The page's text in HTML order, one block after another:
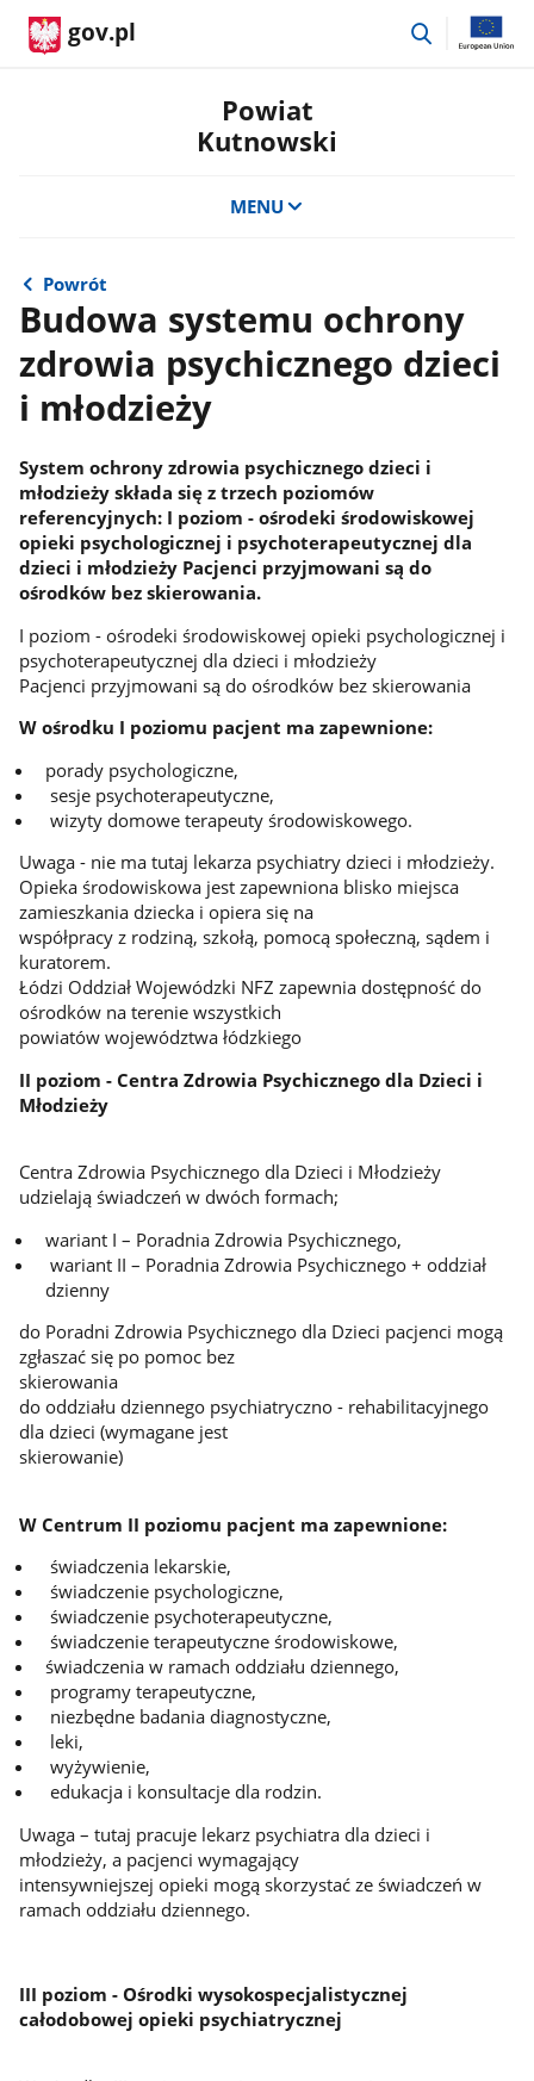
gov.pl
przejdź
Powiat
Kutnowski
MENU
Powrót
Budowa systemu ochrony
zdrowia psychicznego dzieci
i młodzieży
System ochrony zdrowia psychicznego dzieci i
młodzieży składa się z trzech poziomów
referencyjnych: I poziom - ośrodeki środowiskowej
opieki psychologicznej i psychoterapeutycznej dla
dzieci i młodzieży Pacjenci przyjmowani są do
ośrodków bez skierowania.
I poziom - ośrodeki środowiskowej opieki psychologicznej i
psychoterapeutycznej dla dzieci i młodzieży
Pacjenci przyjmowani są do ośrodków bez skierowania
W ośrodku I poziomu pacjent ma zapewnione:
porady psychologiczne,
sesje psychoterapeutyczne,
wizyty domowe terapeuty środowiskowego.
Uwaga - nie ma tutaj lekarza psychiatry dzieci i młodzieży.
Opieka środowiskowa jest zapewniona blisko miejsca
zamieszkania dziecka i opiera się na
współpracy z rodziną, szkołą, pomocą społeczną, sądem i
kuratorem.
Łódzi Oddział Wojewódzki NFZ zapewnia dostępność do
ośrodków na terenie wszystkich
powiatów województwa łódzkiego
II poziom - Centra Zdrowia Psychicznego dla Dzieci i
Młodzieży
Centra Zdrowia Psychicznego dla Dzieci i Młodzieży
udzielają świadczeń w dwóch formach;
wariant I – Poradnia Zdrowia Psychicznego,
wariant II – Poradnia Zdrowia Psychicznego + oddział
dzienny
do Poradni Zdrowia Psychicznego dla Dzieci pacjenci mogą
zgłaszać się po pomoc bez
skierowania
do oddziału dziennego psychiatryczno - rehabilitacyjnego
dla dzieci (wymagane jest
skierowanie)
W Centrum II poziomu pacjent ma zapewnione:
świadczenia lekarskie,
świadczenie psychologiczne,
świadczenie psychoterapeutyczne,
świadczenie terapeutyczne środowiskowe,
świadczenia w ramach oddziału dziennego,
programy terapeutyczne,
niezbędne badania diagnostyczne,
leki,
wyżywienie,
edukacja i konsultacje dla rodzin.
Uwaga – tutaj pracuje lekarz psychiatra dla dzieci i
młodzieży, a pacjenci wymagający
intensywniejszej opieki mogą skorzystać ze świadczeń w
ramach oddziału dziennego.
III poziom - Ośrodki wysokospecjalistycznej
całodobowej opieki psychiatrycznej